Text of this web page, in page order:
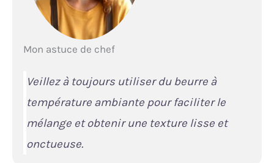
Mon astuce de chef
Veillez à toujours utiliser du beurre à
température ambiante pour faciliter le
mélange et obtenir une texture lisse et
onctueuse.